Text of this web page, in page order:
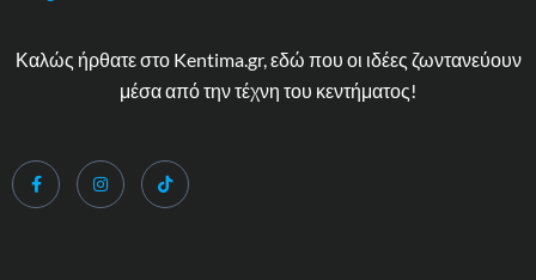
Καλώς ήρθατε στο Kentima.gr, εδώ που οι ιδέες ζωντανεύουν
μέσα από την τέχνη του κεντήματος!